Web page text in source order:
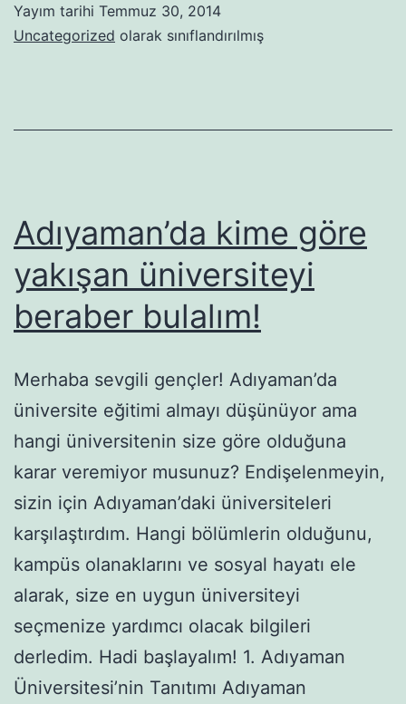
Aralayan
Yayım tarihi Temmuz 30, 2014
Uncategorized olarak sınıflandırılmış
Adıyaman’da kime göre
yakışan üniversiteyi
beraber bulalım!
Merhaba sevgili gençler! Adıyaman’da
üniversite eğitimi almayı düşünüyor ama
hangi üniversitenin size göre olduğuna
karar veremiyor musunuz? Endişelenmeyin,
sizin için Adıyaman’daki üniversiteleri
karşılaştırdım. Hangi bölümlerin olduğunu,
kampüs olanaklarını ve sosyal hayatı ele
alarak, size en uygun üniversiteyi
seçmenize yardımcı olacak bilgileri
derledim. Hadi başlayalım! 1. Adıyaman
Üniversitesi’nin Tanıtımı Adıyaman